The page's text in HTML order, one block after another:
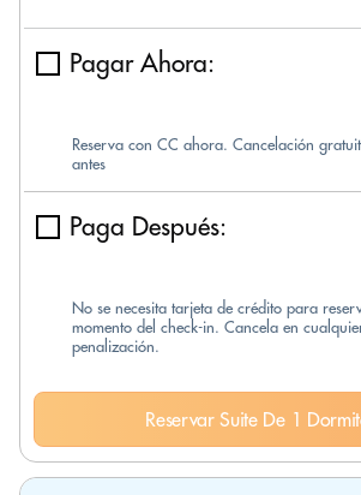
Pagar Ahora:
Reserva con CC ahora. Cancelación
antes
Paga Después:
No se necesita tarjeta de crédito para
momento del check-in. Cancela en
penalización.
Reservar Suite De 1